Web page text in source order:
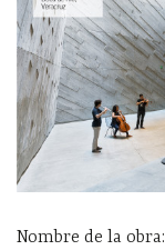
Nombre de la obra: